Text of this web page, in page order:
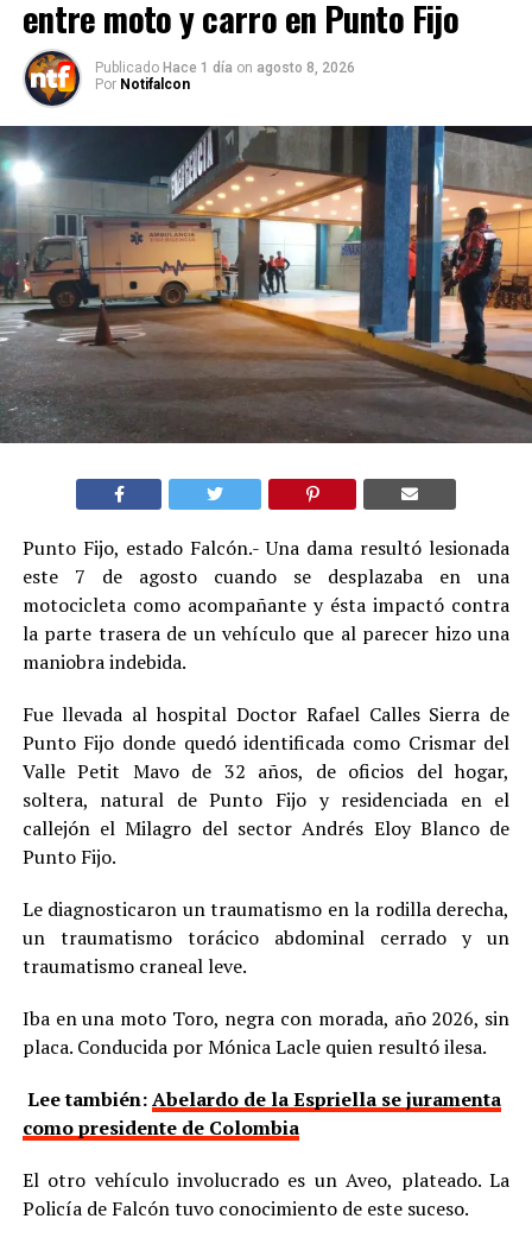
entre moto y carro en Punto Fijo
Publicado Hace 1 día on agosto 8, 2026
Por Notifalcon
Punto Fijo, estado Falcón.- Una dama resultó lesionada
este 7 de agosto cuando se desplazaba en una
motocicleta como acompañante y ésta impactó contra
la parte trasera de un vehículo que al parecer hizo una
maniobra indebida.
Fue llevada al hospital Doctor Rafael Calles Sierra de
Punto Fijo donde quedó identificada como Crismar del
Valle Petit Mavo de 32 años, de oficios del hogar,
soltera, natural de Punto Fijo y residenciada en el
callejón el Milagro del sector Andrés Eloy Blanco de
Punto Fijo.
Le diagnosticaron un traumatismo en la rodilla derecha,
un traumatismo torácico abdominal cerrado y un
traumatismo craneal leve.
Iba en una moto Toro, negra con morada, año 2026, sin
placa. Conducida por Mónica Lacle quien resultó ilesa.
Lee también:Abelardo de la Espriella se juramenta
como presidente de Colombia
El otro vehículo involucrado es un Aveo, plateado. La
Policía de Falcón tuvo conocimiento de este suceso.